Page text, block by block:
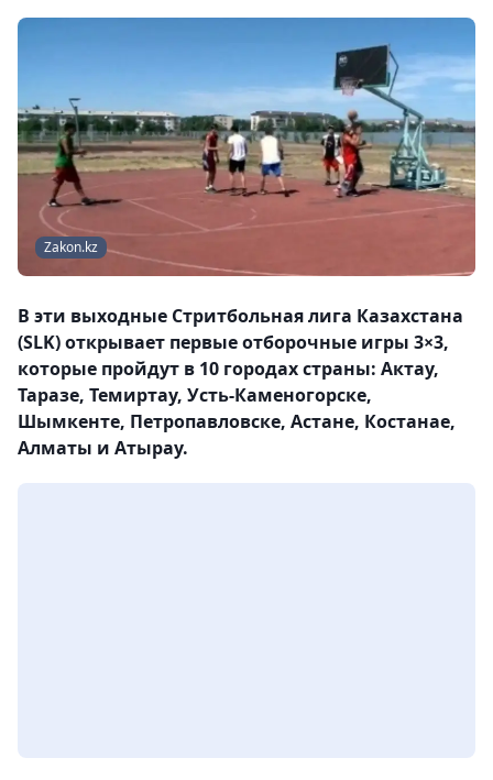
Zakon.kz
В эти выходные Стритбольная лига Казахстана
(SLK) открывает первые отборочные игры 3×3,
которые пройдут в 10 городах страны: Актау,
Таразе, Темиртау, Усть-Каменогорске,
Шымкенте, Петропавловске, Астане, Костанае,
Алматы и Атырау.